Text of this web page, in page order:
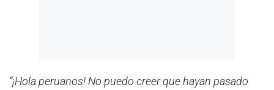
“¡Hola peruanos! No puedo creer que hayan pasado